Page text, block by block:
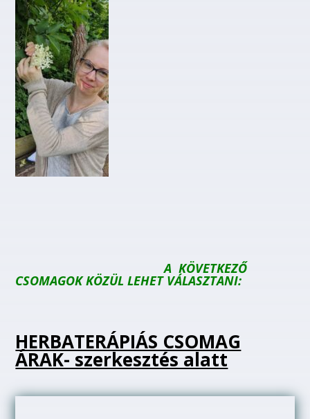
A KÖVETKEZŐ
CSOMAGOK KÖZÜL LEHET VÁLASZTANI:
HERBATERÁPIÁS CSOMAG
ÁRAK- szerkesztés alatt